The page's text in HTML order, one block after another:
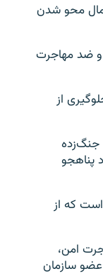
محو شدن
و ضد مهاجرت
از
و جنگ‌زده
پناهجو
که از
امن،
امسال، ابتدای تابستان، توسط تمامی ۱۹۳ کشور عضو سازمان